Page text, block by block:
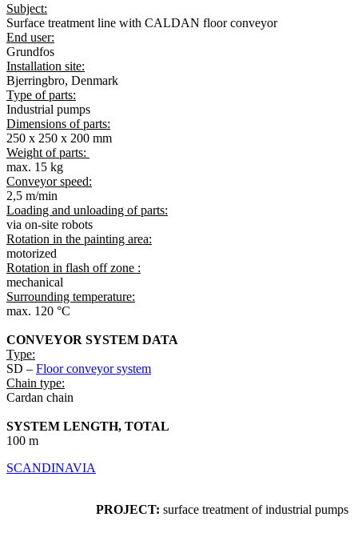
Subject:
Surface treatment line with CALDAN floor conveyor
End user:
Grundfos
Installation site:
Bjerringbro, Denmark
Type of parts:
Industrial pumps
Dimensions of parts:
250 x 250 x 200 mm
Weight of parts:
max. 15 kg
Conveyor speed:
2,5 m/min
Loading and unloading of parts:
via on-site robots
Rotation in the painting area:
motorized
Rotation in flash off zone :
mechanical
Surrounding temperature:
max. 120 °C
CONVEYOR SYSTEM DATA
Type:
SD – Floor conveyor system
Chain type:
Cardan chain
SYSTEM LENGTH, TOTAL
100 m
SCANDINAVIA
PROJECT: surface treatment of industrial pumps